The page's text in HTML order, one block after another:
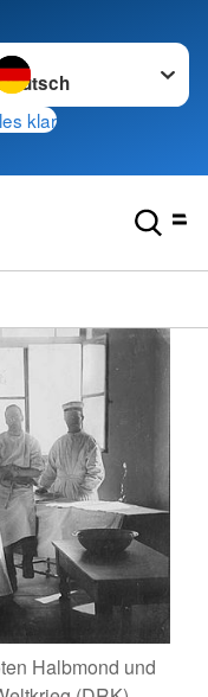
wechseln zu
klar
Halbmond und